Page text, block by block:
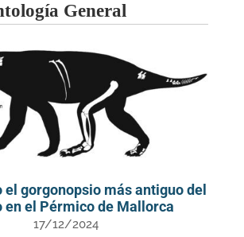
General
el gorgonopsio más antiguo del
en el Pérmico de Mallorca
17/12/2024